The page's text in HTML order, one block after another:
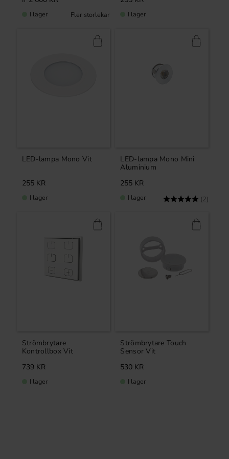
I lager I lager
LED-lampa Mono Vit
255KR
I lager
LED-lampa Mono Mini
Aluminium
Betyg: (2)
255 KR
I lager
Strömbrytare
Kontrollbox Vit
739KR
I lager
Strömbrytare Touch
Sensor Vit
530 KR
I lager